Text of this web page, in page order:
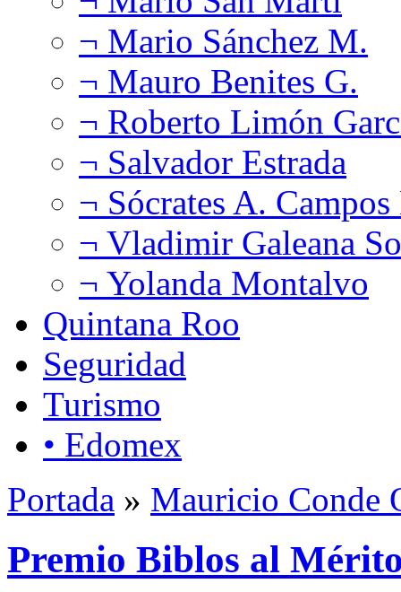
¬ Mario Sánchez M.
¬ Mauro Benites G.
¬ Roberto Limón
¬ Salvador Estrada
¬ Sócrates A.
¬ Vladimir Galeana
¬ Yolanda Montalvo
Quintana Roo
Seguridad
Turismo
• Edomex
Portada » Mauricio Conde
Premio Biblos al